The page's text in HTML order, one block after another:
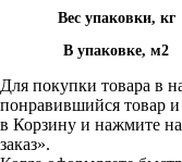
Вес упаковки, кг
В упаковке, м2
Для покупки товара в
понравившийся товар и
в Корзину и нажмите
заказ».